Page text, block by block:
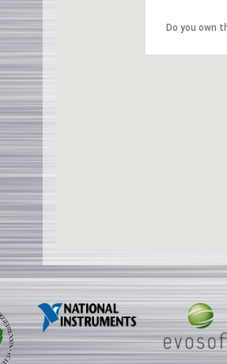
Do you own